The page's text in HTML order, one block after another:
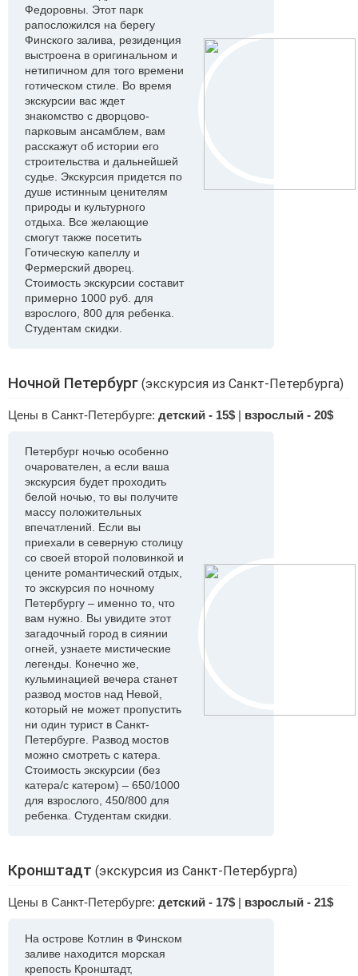
Федоровны. Этот парк
рапосложился на берегу
Финского залива, резиденция
выстроена в оригинальном и
нетипичном для того времени
готическом стиле. Во время
экскурсии вас ждет
знакомство с дворцово-
парковым ансамблем, вам
расскажут об истории его
строительства и дальнейшей
судье. Экскурсия придется по
душе истинным ценителям
природы и культурного
отдыха. Все желающие
смогут также посетить
Готическую капеллу и
Фермерский дворец.
Стоимость экскурсии составит
примерно 1000 руб. для
взрослого, 800 для ребенка.
Студентам скидки.
Ночной Петербург (экскурсия из Санкт-Петербурга)
Цены в Санкт-Петербурге: детский - 15$ | взрослый - 20$
Петербург ночью особенно
очарователен, а если ваша
экскурсия будет проходить
белой ночью, то вы получите
массу положительных
впечатлений. Если вы
приехали в северную столицу
со своей второй половинкой и
цените романтический отдых,
то экскурсия по ночному
Петербургу – именно то, что
вам нужно. Вы увидите этот
загадочный город в сиянии
огней, узнаете мистические
легенды. Конечно же,
кульминацией вечера станет
развод мостов над Невой,
который не может пропустить
ни один турист в Санкт-
Петербурге. Развод мостов
можно смотреть с катера.
Стоимость экскурсии (без
катера/с катером) – 650/1000
для взрослого, 450/800 для
ребенка. Студентам скидки.
Кронштадт (экскурсия из Санкт-Петербурга)
Цены в Санкт-Петербурге: детский - 17$ | взрослый - 21$
На острове Котлин в Финском
заливе находится морская
крепость Кронштадт,